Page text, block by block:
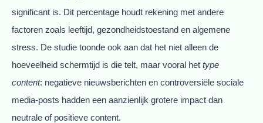
significant is. Dit percentage houdt rekening met andere
factoren zoals leeftijd, gezondheidstoestand en algemene
stress. De studie toonde ook aan dat het niet alleen de
hoeveelheid schermtijd is die telt, maar vooral het type
content: negatieve nieuwsberichten en controversiële sociale
media-posts hadden een aanzienlijk grotere impact dan
neutrale of positieve content.